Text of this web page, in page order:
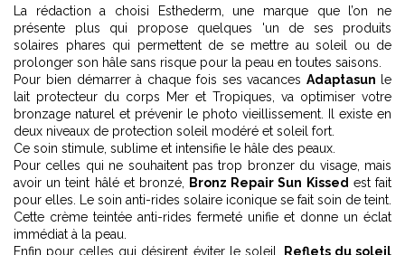
La rédaction a choisi Esthederm, une marque que l’on ne
présente plus qui propose quelques 'un de ses produits
solaires phares qui permettent de se mettre au soleil ou de
prolonger son hâle sans risque pour la peau en toutes saisons.
Pour bien démarrer à chaque fois ses vacancesAdaptasun
le
lait protecteur du corps Mer et Tropiques, va optimiser votre
bronzage naturel et prévenir le photo vieillissement. Il existe en
deux niveaux de protection soleil modéré et soleil fort.
Ce soin stimule, sublime et intensifie le hâle des peaux.
Pour celles qui ne souhaitent pas trop bronzer du visage, mais
avoir un teint hâlé et bronzé,
Bronz Repair Sun Kissed est fait
pour elles. Le soin anti-rides solaire iconique se fait soin de teint.
Cette crème teintée anti-rides fermeté unifie et donne un éclat
immédiat à la peau.
Enfin pour celles qui désirent éviter le soleil,
Reflets du soleil